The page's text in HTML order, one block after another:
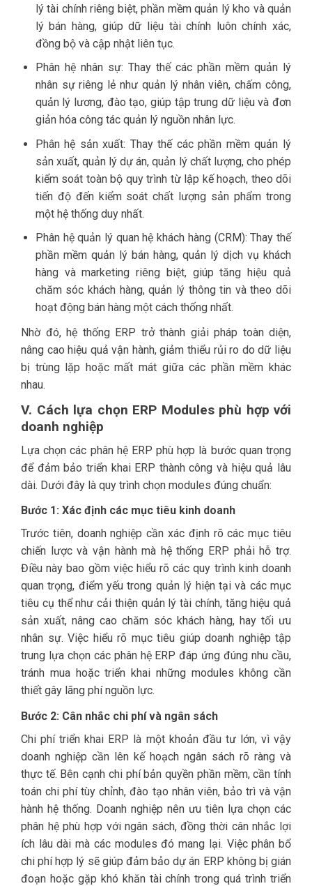
lý tài chính riêng biệt, phần mềm quản lý kho và quản
lý bán hàng, giúp dữ liệu tài chính luôn chính xác,
đồng bộ và cập nhật liên tục.
Phân hệ nhân sự: Thay thế các phần mềm quản lý
nhân sự riêng lẻ như quản lý nhân viên, chấm công,
quản lý lương, đào tạo, giúp tập trung dữ liệu và đơn
giản hóa công tác quản lý nguồn nhân lực.
Phân hệ sản xuất: Thay thế các phần mềm quản lý
sản xuất, quản lý dự án, quản lý chất lượng, cho phép
kiểm soát toàn bộ quy trình từ lập kế hoạch, theo dõi
tiến độ đến kiểm soát chất lượng sản phẩm trong
một hệ thống duy nhất.
Phân hệ quản lý quan hệ khách hàng (CRM): Thay thế
phần mềm quản lý bán hàng, quản lý dịch vụ khách
hàng và marketing riêng biệt, giúp tăng hiệu quả
chăm sóc khách hàng, quản lý thông tin và theo dõi
hoạt động bán hàng một cách thống nhất.
Nhờ đó, hệ thống ERP trở thành giải pháp toàn diện,
nâng cao hiệu quả vận hành, giảm thiểu rủi ro do dữ liệu
bị trùng lặp hoặc mất mát giữa các phần mềm khác
nhau.
V. Cách lựa chọn ERP Modules phù hợp với
doanh nghiệp
Lựa chọn các phân hệ ERP phù hợp là bước quan trọng
để đảm bảo triển khai ERP thành công và hiệu quả lâu
dài. Dưới đây là quy trình chọn modules đúng chuẩn:
Bước 1: Xác định các mục tiêu kinh doanh
Trước tiên, doanh nghiệp cần xác định rõ các mục tiêu
chiến lược và vận hành mà hệ thống ERP phải hỗ trợ.
Điều này bao gồm việc hiểu rõ các quy trình kinh doanh
quan trọng, điểm yếu trong quản lý hiện tại và các mục
tiêu cụ thể như cải thiện quản lý tài chính, tăng hiệu quả
sản xuất, nâng cao chăm sóc khách hàng, hay tối ưu
nhân sự. Việc hiểu rõ mục tiêu giúp doanh nghiệp tập
trung lựa chọn các phân hệ ERP đáp ứng đúng nhu cầu,
tránh mua hoặc triển khai những modules không cần
thiết gây lãng phí nguồn lực.
Bước 2: Cân nhắc chi phí và ngân sách
Chi phí triển khai ERP là một khoản đầu tư lớn, vì vậy
doanh nghiệp cần lên kế hoạch ngân sách rõ ràng và
thực tế. Bên cạnh chi phí bản quyền phần mềm, cần tính
toán chi phí tùy chỉnh, đào tạo nhân viên, bảo trì và vận
hành hệ thống. Doanh nghiệp nên ưu tiên lựa chọn các
phân hệ phù hợp với ngân sách, đồng thời cân nhắc lợi
ích lâu dài mà các modules đó mang lại. Việc phân bổ
chi phí hợp lý sẽ giúp đảm bảo dự án ERP không bị gián
đoạn hoặc gặp khó khăn tài chính trong quá trình triển